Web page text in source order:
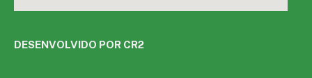
DESENVOLVIDO POR CR2